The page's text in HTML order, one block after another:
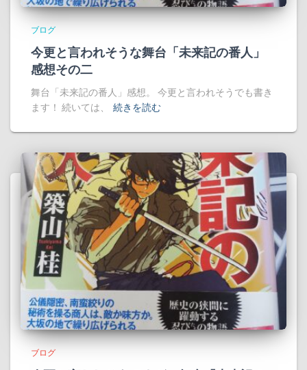
ブログ
今更と言われそうな舞台「未来記の番人」
感想その二
舞台「未来記の番人」感想。 今更と言われそうでも書き
ます！ 続いては、
続きを読む
ブログ